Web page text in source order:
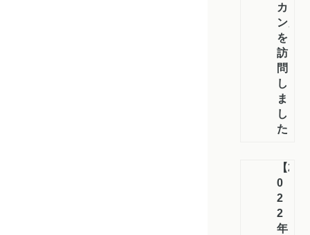
カ
ン」
を
訪
問
し
ま
し
た
【2
0
2
2
年】